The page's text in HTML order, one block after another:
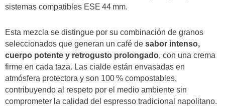
sistemas compatibles ESE 44 mm.
Esta mezcla se distingue por su combinación de granos
seleccionados que generan un café de sabor intenso,
cuerpo potente y retrogusto prolongado, con una crema
firme en cada taza. Las cialde están envasadas en
atmósfera protectora y son 100 % compostables,
contribuyendo al respeto por el medio ambiente sin
comprometer la calidad del espresso tradicional napolitano.